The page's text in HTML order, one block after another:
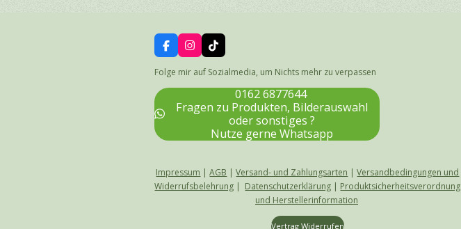
F
a
c
e
b
I
n
s
a
r
T
i
k
o
Folge mir auf Sozialmedia, um Nichts mehr zu verpassen
0162 6877644
Fragen zu Produkten, Bilderauswahl
oder sonstiges ?
Nutze gerne Whatsapp
Impressum |AGB |Versand- und Zahlungsarten |Versandbedingungen und
Widerrufsbelehrung | Datenschutzerklärung | Produktsicherheitsverordnung
und Herstellerinformation
Vertrag Widerrufen